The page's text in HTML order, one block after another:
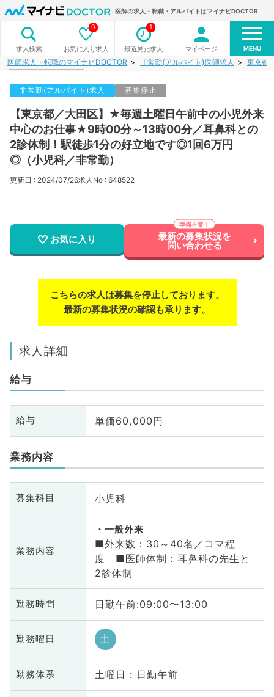
医師の求人・転職・アルバイトはマイナビDOCTOR
求人検索 お気に入り求人
0
最近見た求人
1
マイページ MENU
医師求人・転職のマイナビDOCTOR 非常勤(アルバイト)医師求人 東京都
非常勤(アルバイト)求人 募集停止
【東京都／大田区】★毎週土曜日午前中の小児外来
中心のお仕事★9時00分～13時00分／耳鼻科との
2診体制！駅徒歩1分の好立地です◎1回6万円
◎（小児科／非常勤）
更新日 : 2024/07/26求人No : 648522
お気に入り 最新の募集状況を
問い合わせる
こちらの求人は募集を停止しております。
最新の募集状況の確認も承ります。
求人詳細
給与
給与 単価60,000円
業務内容
募集科目 小児科
業務内容
一般外来
■外来数：30～40名／コマ程
度 ■医師体制：耳鼻科の先生と
2診体制
勤務時間 日勤午前:09:00〜13:00
勤務曜日 土
勤務体系 土曜日 : 日勤午前